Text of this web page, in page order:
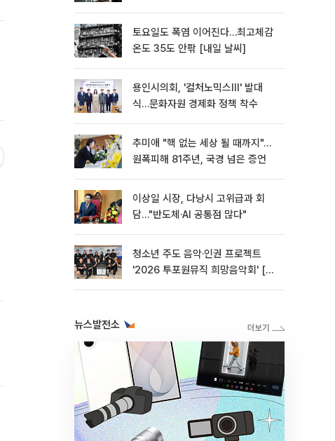
토요일도 폭염 이어진다…최고체감
온도 35도 안팎 [내일 날씨]
용인시의회, '컬처노믹스Ⅲ' 발대
식…문화자원 경제화 정책 착수
추미애 "핵 없는 세상 될 때까지"…
원폭피해 81주년, 국경 넘은 증언
이상일 시장, 다낭시 고위급과 회
담…"반도체·AI 공통점 많다"
청소년 주도 음악·인권 프로젝트
'2026 투포원뮤직 희망음악회' [포
뉴스발전소